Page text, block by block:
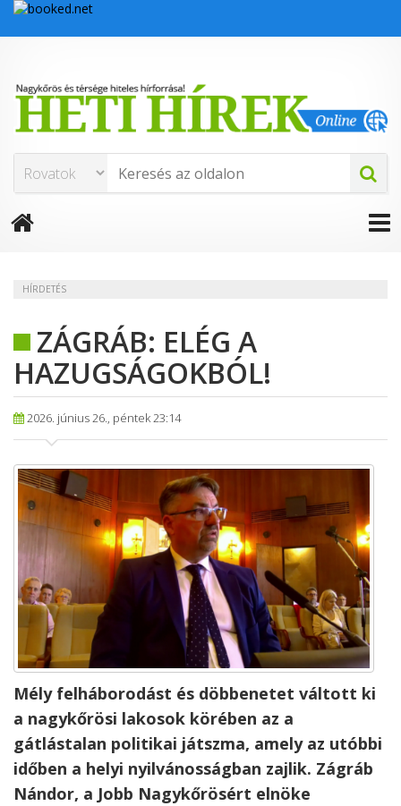
HÍRDETÉS
ZÁGRÁB: ELÉG A
HAZUGSÁGOKBÓL!
2026. június 26., péntek 23:14
​Mély felháborodást és döbbenetet váltott ki
a nagykőrösi lakosok körében az a
gátlástalan politikai játszma, amely az utóbbi
időben a helyi nyilvánosságban zajlik. Zágráb
Nándor, a Jobb Nagykőrösért elnöke